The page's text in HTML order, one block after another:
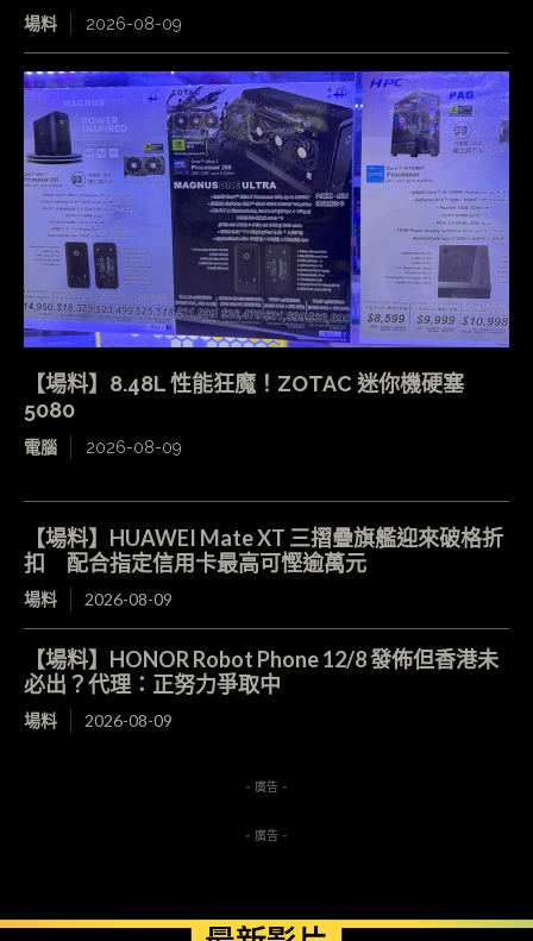
場料 2026-08-09
【場料】8.48L 性能狂魔！ZOTAC 迷你機硬塞
5080
電腦 2026-08-09
【場料】HUAWEI Mate XT 三摺疊旗艦迎來破格折
扣 配合指定信用卡最高可慳逾萬元
場料 2026-08-09
【場料】HONOR Robot Phone 12/8 發佈但香港未
必出？代理：正努力爭取中
場料 2026-08-09
- 廣告 -
- 廣告 -